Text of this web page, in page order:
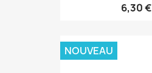
6,30 €
NOUVEAU